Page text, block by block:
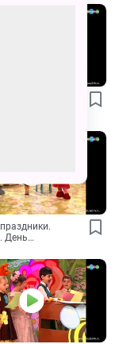
День